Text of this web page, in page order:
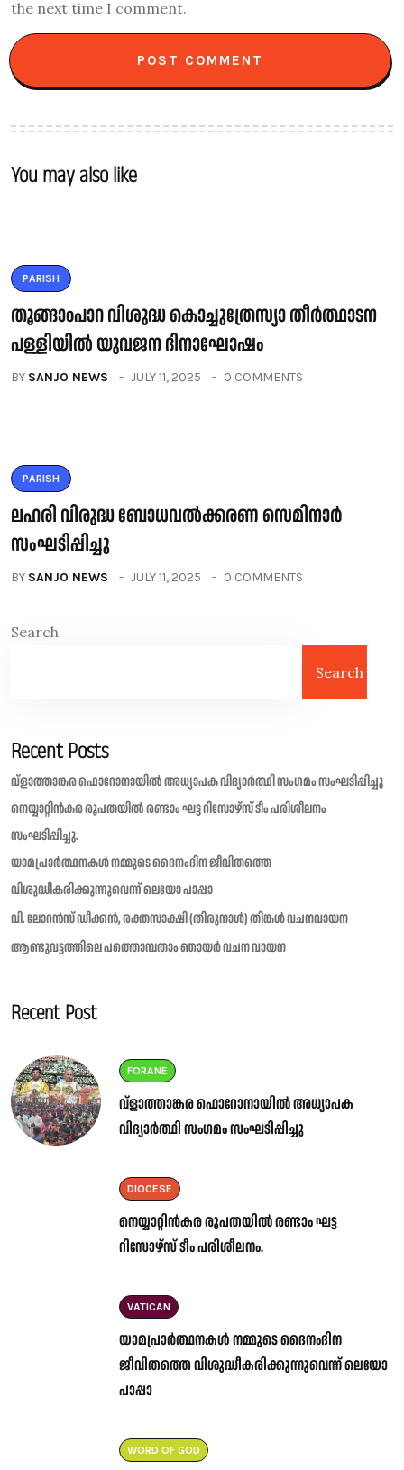
the next time I comment.
You may also like
PARISH
തൂങ്ങാoപാറ വിശുദ്ധ കൊച്ചുത്രേസ്യാ തീർത്ഥാടന
പള്ളിയിൽ യുവജന ദിനാഘോഷം
BY SANJO NEWS JULY 11, 2025 0 COMMENTS
PARISH
ലഹരി വിരുദ്ധ ബോധവൽക്കരണ സെമിനാർ
സംഘടിപ്പിച്ചു
BY SANJO NEWS JULY 11, 2025 0 COMMENTS
Search
Search
Recent Posts
വ്ളാത്താങ്കര ഫൊറോനായിൽ അധ്യാപക വിദ്യാർത്ഥി സംഗമം സംഘടിപ്പിച്ചു
നെയ്യാറ്റിൻകര രൂപതയിൽ രണ്ടാം ഘട്ട റിസോഴ്സ് ടീം പരിശീലനം
സംഘടിപ്പിച്ചു.
യാമപ്രാർത്ഥനകൾ നമ്മുടെ ദൈനംദിന ജീവിതത്തെ
വിശുദ്ധീകരിക്കുന്നുവെന്ന് ലെയോ പാപ്പാ
വി. ലോറൻസ് ഡീക്കൻ, രക്തസാക്ഷി (തിരുനാൾ) തിങ്കൾ വചനവായന
ആണ്ടുവട്ടത്തിലെ പത്തൊമ്പതാം ഞായർ വചന വായന
Recent Post
FORANE
വ്ളാത്താങ്കര ഫൊറോനായിൽ അധ്യാപക
വിദ്യാർത്ഥി സംഗമം സംഘടിപ്പിച്ചു
DIOCESE
നെയ്യാറ്റിൻകര രൂപതയിൽ രണ്ടാം ഘട്ട
റിസോഴ്സ് ടീം പരിശീലനം.
VATICAN
യാമപ്രാർത്ഥനകൾ നമ്മുടെ ദൈനംദിന
ജീവിതത്തെ വിശുദ്ധീകരിക്കുന്നുവെന്ന് ലെയോ
പാപ്പാ
WORD OF GOD